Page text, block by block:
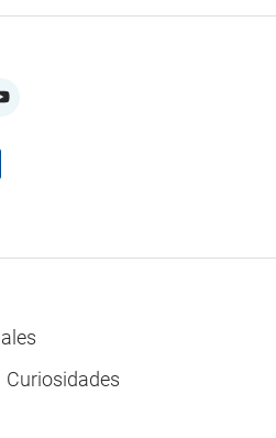
Curiosidades